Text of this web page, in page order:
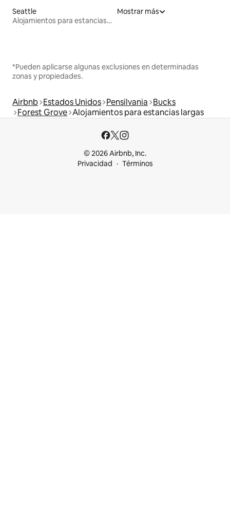
Seattle
Alojamientos para estancias largas
Mostrar más
*Pueden aplicarse algunas exclusiones en determinadas
zonas y propiedades.
Airbnb Estados Unidos Pensilvania Bucks
Forest Grove Alojamientos para estancias largas
© 2026 Airbnb, Inc.
Privacidad
Términos